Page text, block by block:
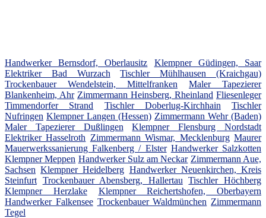
Handwerker Bernsdorf, Oberlausitz
Klempner Güdingen, Saar
Elektriker Bad Wurzach
Tischler Mühlhausen (Kraichgau)
Trockenbauer Wendelstein, Mittelfranken
Maler Tapezierer
Blankenheim, Ahr Zimmermann Heinsberg, Rheinland Fliesenleger
Timmendorfer Strand
Tischler Doberlug-Kirchhain
Tischler
Nufringen Klempner Langen (Hessen) Zimmermann Wehr (Baden)
Maler Tapezierer Dußlingen
Klempner Flensburg Nordstadt
Elektriker Hasselroth Zimmermann Wismar, Mecklenburg Maurer
Mauerwerkssanierung Falkenberg / Elster Handwerker Salzkotten
Klempner Meppen Handwerker Sulz am Neckar Zimmermann Aue,
Sachsen Klempner Heidelberg Handwerker Neuenkirchen, Kreis
Steinfurt Trockenbauer Abensberg, Hallertau
Tischler Höchberg
Klempner Herzlake
Klempner Reichertshofen, Oberbayern
Handwerker Falkensee Trockenbauer Waldmünchen Zimmermann
Tegel